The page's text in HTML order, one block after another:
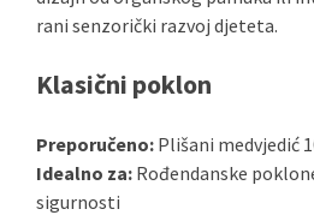
rani senzorički razvoj djeteta.
Klasični poklon
Preporučeno: Plišani medvjedić
Idealno za: Rođendanske
sigurnosti